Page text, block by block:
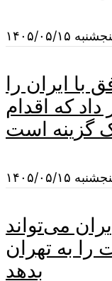
۱۴۰۵/۰۵/۱۵
با ایران را
که اقدام
۱۴۰۵/۰۵/۱۵
می‌تواند
را به تهران
بدهد